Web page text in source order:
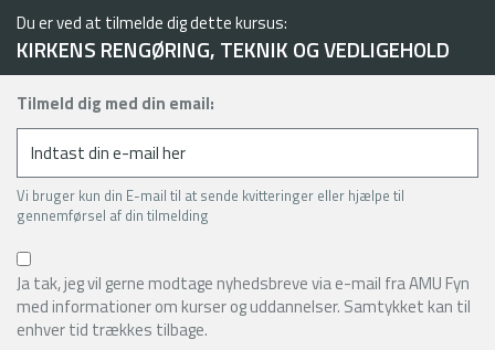
Du er ved at tilmelde dig dette kursus:
KIRKENS RENGØRING, TEKNIK OG VEDLIGEHOLD
Tilmeld dig med din email:
Vi bruger kun din E-mail til at sende kvitteringer eller hjælpe til
gennemførsel af din tilmelding
Ja tak, jeg vil gerne modtage nyhedsbreve via e-mail fra AMU Fyn
med informationer om kurser og uddannelser. Samtykket kan til
enhver tid trækkes tilbage.